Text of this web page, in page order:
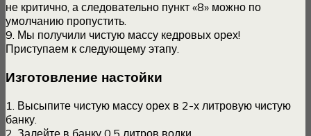
не критично, а следовательно пункт «8» можно по
умолчанию пропустить.
9. Мы получили чистую массу кедровых орех!
Приступаем к следующему этапу.
Изготовление настойки
1. Высыпите чистую массу орех в 2-х литровую чистую
банку.
2. Залейте в банку 0.5 литров водки.